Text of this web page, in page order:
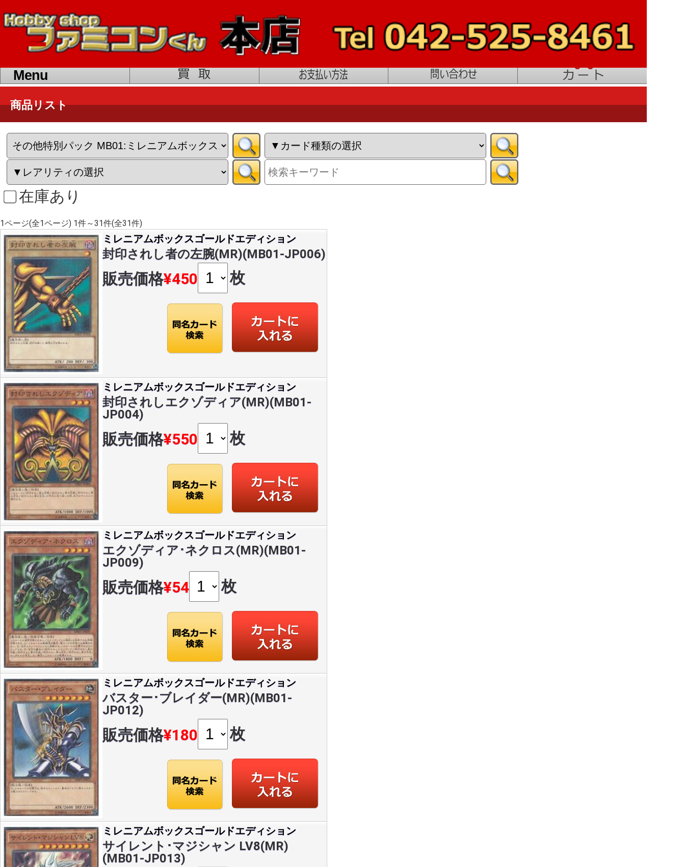
toggle
navigation
Menu
商品リスト
在庫あり
1ページ(全1ページ) 1件～31件(全31件)
ミレニアムボックスゴールドエディション
封印されし者の左腕(MR)(MB01-JP006)
販売価格¥450 枚
ミレニアムボックスゴールドエディション
封印されしエクゾディア(MR)(MB01-
JP004)
販売価格¥550 枚
ミレニアムボックスゴールドエディション
エクゾディア･ネクロス(MR)(MB01-
JP009)
販売価格¥54 枚
ミレニアムボックスゴールドエディション
バスター･ブレイダー(MR)(MB01-
JP012)
販売価格¥180 枚
ミレニアムボックスゴールドエディション
サイレント･マジシャン LV8(MR)
(MB01-JP013)